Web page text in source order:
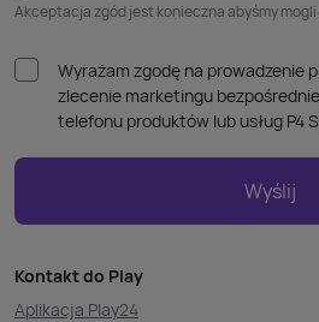
Akceptacja zgód jest konieczna abyśmy
Wyrażam zgodę na prowadzenie
zlecenie marketingu
telefonu produktów lub usług P4
Wyślij
Kontakt do Play
Aplikacja Play24